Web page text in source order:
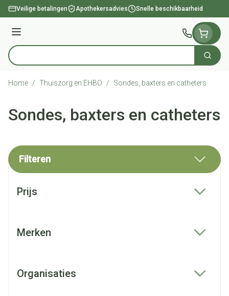
Ga naar de inhoud
Veilige betalingen Apothekersadvies Snelle beschikbaarheid
Menu
Product, merk, categorie... Zoek
Home / Thuiszorg en EHBO / Sondes, baxters en catheters
Sondes, baxters en catheters
Filteren
Prijs
Merken
Organisaties